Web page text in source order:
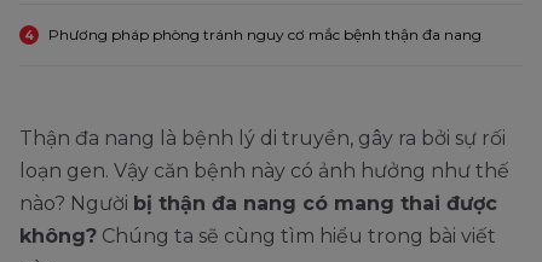
4 Phương pháp phòng tránh nguy cơ mắc bệnh thận đa nang
Thận đa nang là bệnh lý di truyền, gây ra bởi sự rối
loạn gen. Vậy căn bệnh này có ảnh hưởng như thế
nào? Người bị thận đa nang có mang thai được
không? Chúng ta sẽ cùng tìm hiểu trong bài viết